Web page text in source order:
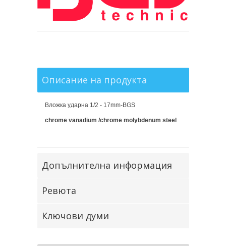
Описание на продукта
Вложка ударна 1/2 - 17mm-BGS
chrome vanadium /chrome molybdenum steel
Допълнителна информация
Ревюта
Ключови думи